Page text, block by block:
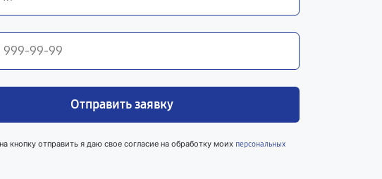
Отправить заявку
кнопку отправить я даю свое согласие на обработку моих персональных